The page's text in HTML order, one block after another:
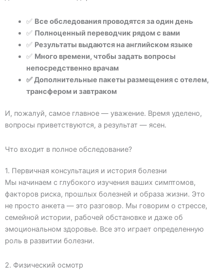
✅ Все обследования проводятся за один день
✅ Полноценный переводчик рядом с вами
✅ Результаты выдаются на английском языке
✅ Много времени, чтобы задать вопросы
непосредственно врачам
✅ Дополнительные пакеты размещения с отелем,
трансфером и завтраком
И, пожалуй, самое главное — уважение. Время уделено,
вопросы приветствуются, а результат — ясен.
Что входит в полное обследование?
1. Первичная консультация и история болезни
Мы начинаем с глубокого изучения ваших симптомов,
факторов риска, прошлых болезней и образа жизни. Это
не просто анкета — это разговор. Мы говорим о стрессе,
семейной истории, рабочей обстановке и даже об
эмоциональном здоровье. Все это играет определенную
роль в развитии болезни.
2. Физический осмотр